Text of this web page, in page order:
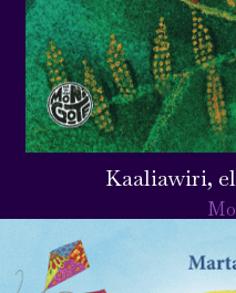
Kaaliawiri,